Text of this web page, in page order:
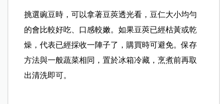
挑選豌豆時，可以拿著豆莢透光看，豆仁大小均勻
的會比較好吃、口感較嫩。如果豆莢已經枯黃或乾
燥，代表已經採收一陣子了，購買時可避免。保存
方法與一般蔬菜相同，置於冰箱冷藏，烹煮前再取
出清洗即可。